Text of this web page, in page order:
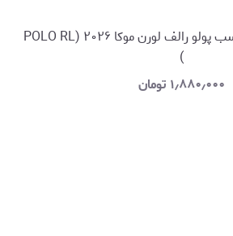
تیشرت مردانه سه اسب پولو رالف لورن موکا ۲۰۲۶ (POLO RL
)
۱٫۸۸۰٫۰۰۰ تومان